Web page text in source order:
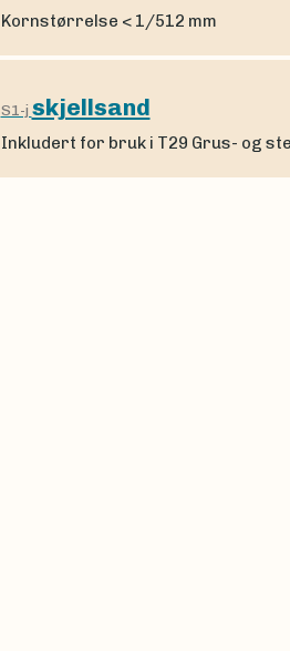
Kornstørrelse < 1/512 mm
S1-j skjellsand
Inkludert for bruk i T29 Grus- og